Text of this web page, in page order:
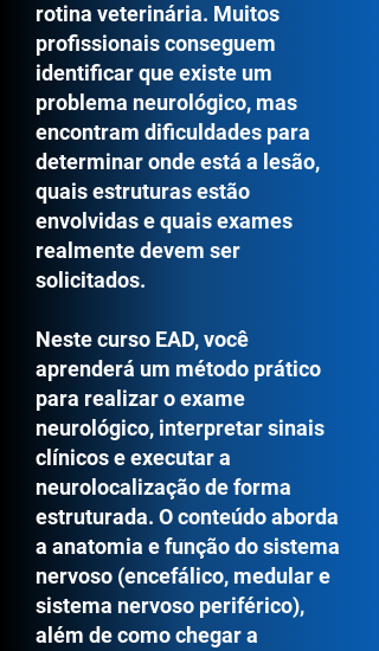
rotina veterinária. Muitos
profissionais conseguem
identificar que existe um
problema neurológico, mas
encontram dificuldades para
determinar onde está a lesão,
quais estruturas estão
envolvidas e quais exames
realmente devem ser
solicitados.
Neste curso EAD, você
aprenderá um método prático
para realizar o exame
neurológico, interpretar sinais
clínicos e executar a
neurolocalização de forma
estruturada. O conteúdo aborda
a anatomia e função do sistema
nervoso (encefálico, medular e
sistema nervoso periférico),
além de como chegar a